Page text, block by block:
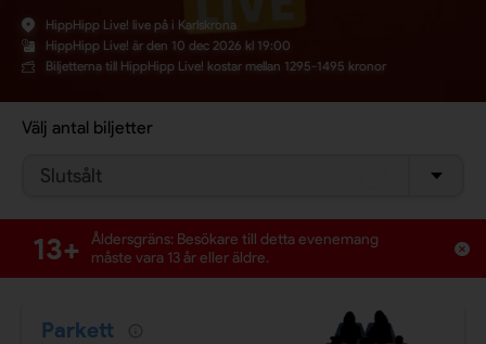
HippHipp Live! live på i Karlskrona
HippHipp Live! är den 10 dec 2026 kl 19:00
Biljetterna till HippHipp Live! kostar mellan 1295-1495 kronor
Välj antal biljetter
Slutsålt
13+
Åldersgräns: Besökare till detta evenemang
måste vara 13 år eller äldre.
Parkett